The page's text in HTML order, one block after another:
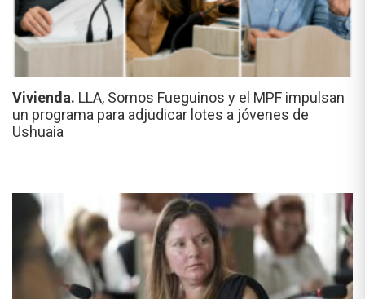
Vivienda. LLA, Somos Fueguinos y el MPF impulsan
un programa para adjudicar lotes a jóvenes de
Ushuaia